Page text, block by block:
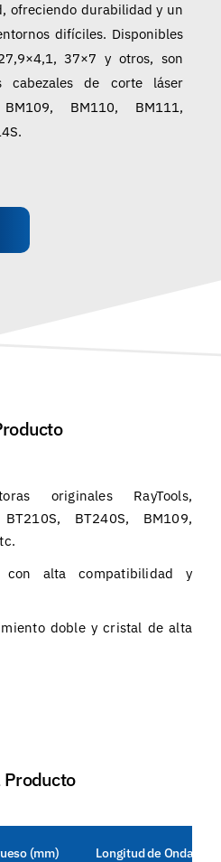
ofreciendo durabilidad y un
difíciles. Disponibles
37×7 y otros, son
cabezales de corte láser
BM110, BM111,
originales RayTools,
BT240S, BM109,
con alta compatibilidad y
doble y cristal de alta
Producto
(mm) Longitud de Onda